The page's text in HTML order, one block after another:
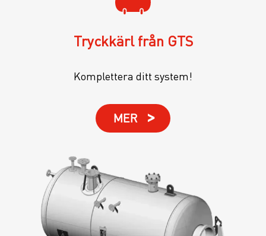
Tryckkärl från GTS
Komplettera ditt system!
MER